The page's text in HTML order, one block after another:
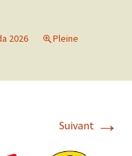
2026
Pleine
Suivant →